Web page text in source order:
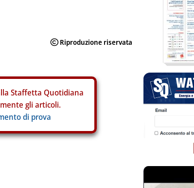
Staffetta Quotidiana
gli articoli.
di prova